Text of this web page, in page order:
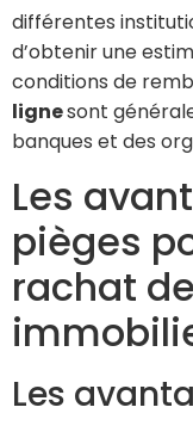
différentes
d’obtenir une
conditions de
lignesont
banques et des
Les
pièges
rachat
Les